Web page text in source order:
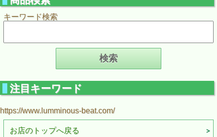
キーワード検索
注目キーワード
https://www.lumminous-beat.com/
お店のトップへ戻る